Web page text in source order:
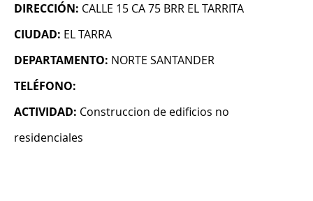
DIRECCIÓN: CALLE 15 CA 75 BRR EL TARRITA
CIUDAD: EL TARRA
DEPARTAMENTO: NORTE SANTANDER
TELÉFONO:
ACTIVIDAD: Construccion de edificios no
residenciales